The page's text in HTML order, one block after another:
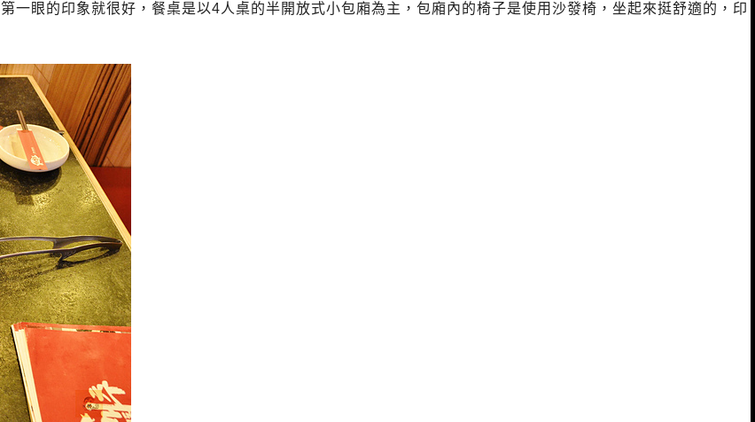
一眼的印象就很好，餐桌是以4人桌的半開放式小包廂為主，包廂內的椅子是使用沙發椅，坐起來挺舒適的，印